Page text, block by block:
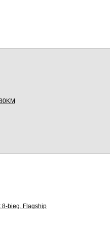
8-bieg. Flagship